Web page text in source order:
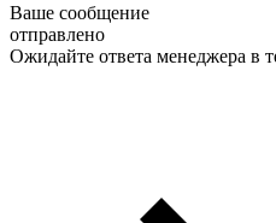
Ваше сообщение
отправлено
Ожидайте ответа менеджера в